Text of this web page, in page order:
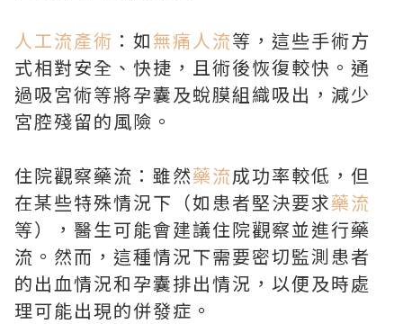
人工流產術 ：如無痛人流等，這些手術方
式相對安全、快捷，且術後恢復較快。通
過吸宮術等將孕囊及蛻膜組織吸出，減少
宮腔殘留的風險。
住院觀察藥流：雖然藥流成功率較低，但
在某些特殊情況下（如患者堅決要求藥流
等），醫生可能會建議住院觀察並進行藥
流。然而，這種情況下需要密切監測患者
的出血情況和孕囊排出情況，以便及時處
理可能出現的併發症。